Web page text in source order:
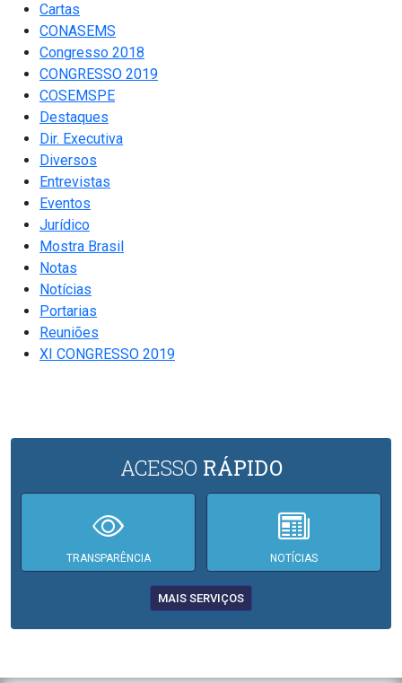
Cartas
CONASEMS
Congresso 2018
CONGRESSO 2019
COSEMSPE
Destaques
Dir. Executiva
Diversos
Entrevistas
Eventos
Jurídico
Mostra Brasil
Notas
Notícias
Portarias
Reuniões
XI CONGRESSO 2019
ACESSO RÁPIDO
TRANSPARÊNCIA NOTÍCIAS
MAIS SERVIÇOS